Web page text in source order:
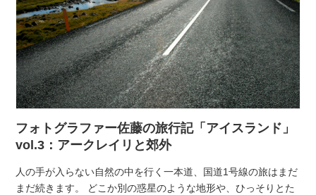
フォトグラファー佐藤の旅行記「アイスランド」
vol.3：アークレイリと郊外
人の手が入らない自然の中を行く一本道、国道1号線の旅はまだ
まだ続きます。 どこか別の惑星のような地形や、ひっそりとた